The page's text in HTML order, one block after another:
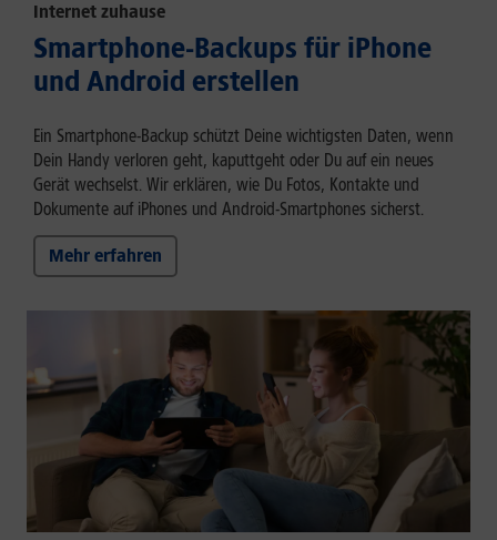
Internet zuhause
Smartphone-Backups für iPhone
und Android erstellen
Ein Smartphone-Backup schützt Deine wichtigsten Daten, wenn
Dein Handy verloren geht, kaputtgeht oder Du auf ein neues
Gerät wechselst. Wir erklären, wie Du Fotos, Kontakte und
Dokumente auf iPhones und Android-Smartphones sicherst.
Mehr erfahren